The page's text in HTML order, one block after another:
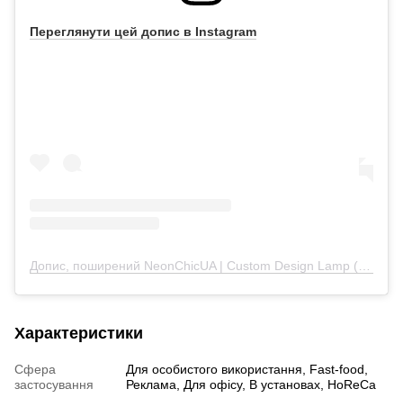
Переглянути цей допис в Instagram
Допис, поширений NeonChicUA | Custom Design Lamp (@neonchicua)
Характеристики
Сфера
застосування
Для особистого використання, Fast-food,
Реклама, Для офісу, В установах, HoReCa